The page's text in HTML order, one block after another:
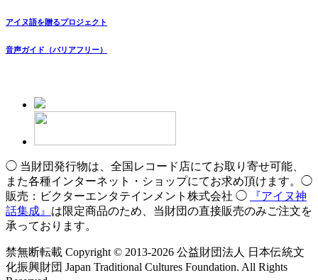
アイヌ語を贈るプロジェクト
音声ガイド（バリアフリー）
◯ 当財団発行物は、全国レコード店にてお取り寄せ可能、
また各種インターネット・ショップにてお求め頂けます。◯
販売：ビクターエンタテインメント株式会社 ◯
『アイヌ神
話集成』 は限定商品のため、当財団の直接販売のみご注文を
承っております。
禁無断転載 Copyright © 2013-2026 公益財団法人 日本伝統文
化振興財団 Japan Traditional Cultures Foundation. All Rights